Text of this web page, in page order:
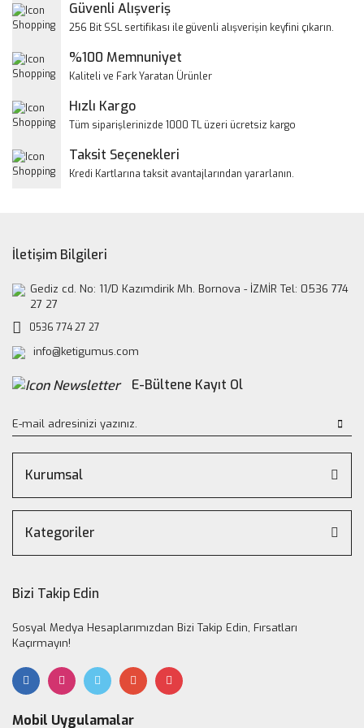
Yorum Yaz
Ürün resmi kalitesiz, bozuk veya görüntülenemiyor.
Ürün bilgilerinde hatalar bulunuyor.
Bu ürüne benzer farklı alternatifler olmalı.
Güvenli Alışveriş
256 Bit SSL sertifikası ile güvenli alışverişin keyfini çıkarın.
%100 Memnuniyet
Kaliteli ve Fark Yaratan Ürünler
Hızlı Kargo
Tüm siparişlerinizde 1000 TL üzeri ücretsiz kargo
Taksit Seçenekleri
Kredi Kartlarına taksit avantajlarından yararlanın.
İletişim Bilgileri
Gediz cd. No: 11/D Kazımdirik Mh. Bornova - İZMİR Tel: 0536 774
27 27
0536 774 27 27
info@ketigumus.com
E-Bültene Kayıt Ol
Kurumsal
Kategoriler
Bizi Takip Edin
Sosyal Medya Hesaplarımızdan Bizi Takip Edin, Fırsatları
Kaçırmayın!
Mobil Uygulamalar